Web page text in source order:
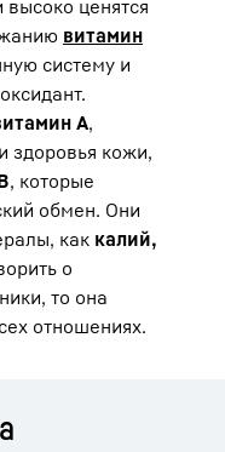
ценятся
витамин
систему и
А,
здоровья кожи,
, которые
обмен. Они
как калий,
о
то она
отношениях.